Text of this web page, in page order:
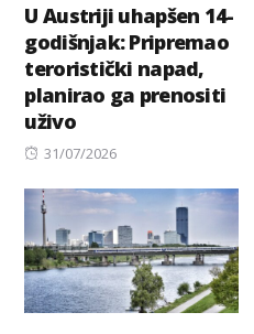
U Austriji uhapšen 14-
godišnjak: Pripremao
teroristički napad,
planirao ga prenositi
uživo
Posted
31/07/2026